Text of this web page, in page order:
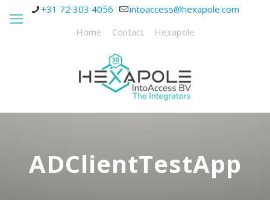
+31 72 303 4056
intoaccess@hexapole.com
Home
Contact Hexapole
ADClientTestApp